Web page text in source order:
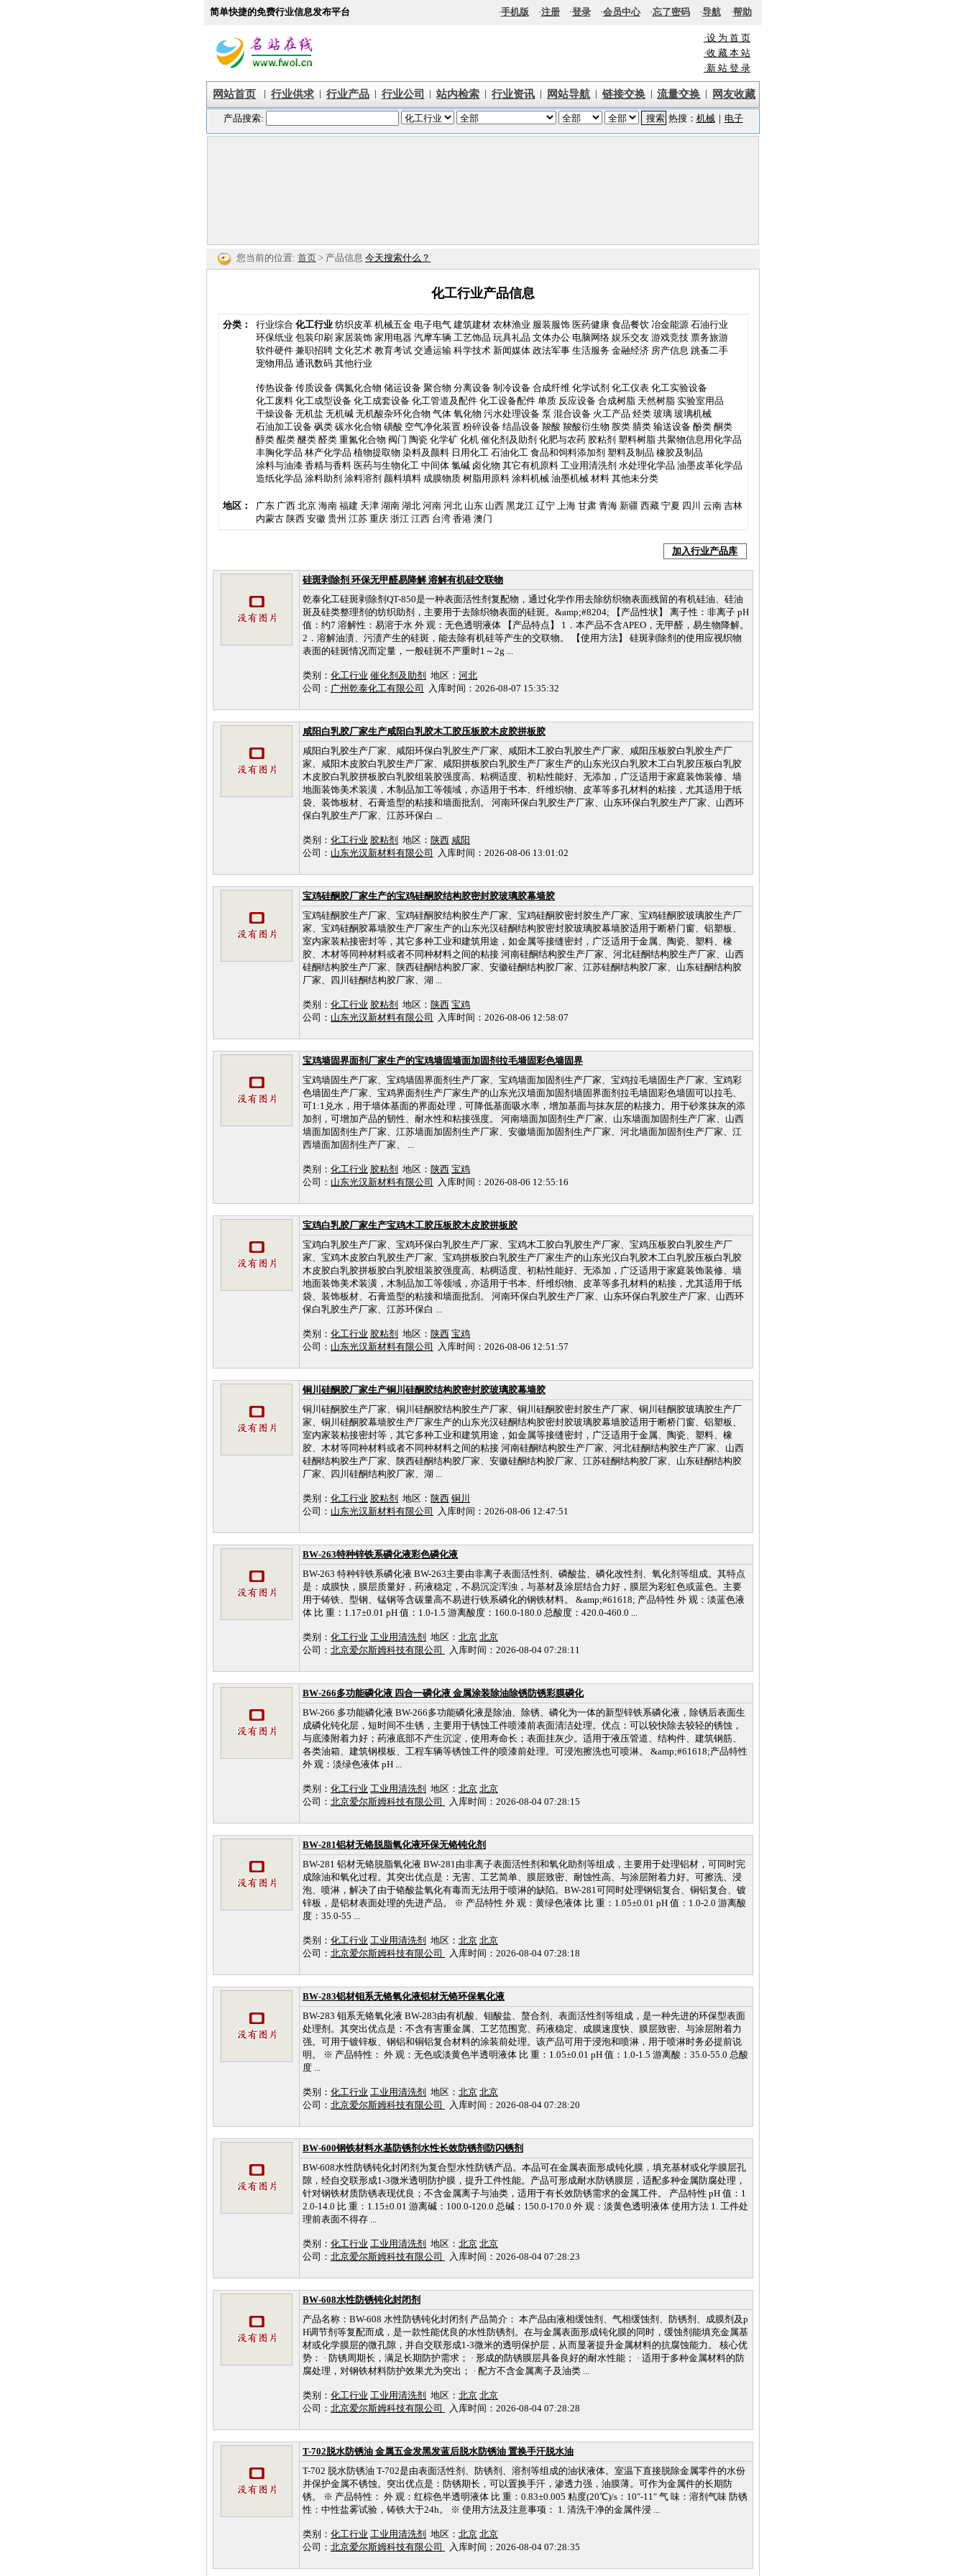
简单快捷的免费行业信息发布平台 ·手机版 ·注册·登录·会员中心·忘了密码·导航·帮助
·设 为 首 页
·收 藏 本 站
·新 站 登 录
网站首页 | 行业供求 | 行业产品 | 行业公司 | 站内检索 | 行业资讯 | 网站导航 | 链接交换 | 流量交换 | 网友收藏
您当前的位置: 首页 > 产品信息 今天搜索什么？
化工行业产品信息
分类： 行业综合 化工行业 纺织皮革 机械五金 电子电气 建筑建材 农林渔业 服装服饰 医药健康 食品餐饮 冶金能源 石油行业
环保纸业 包装印刷 家居装饰 家用电器 汽摩车辆 工艺饰品 玩具礼品 文体办公 电脑网络 娱乐交友 游戏竞技 票务旅游
软件硬件 兼职招聘 文化艺术 教育考试 交通运输 科学技术 新闻媒体 政法军事 生活服务 金融经济 房产信息 跳蚤二手
宠物用品 通讯数码 其他行业
传热设备 传质设备 偶氮化合物 储运设备 聚合物 分离设备 制冷设备 合成纤维 化学试剂 化工仪表 化工实验设备
化工废料 化工成型设备 化工成套设备 化工管道及配件 化工设备配件 单质 反应设备 合成树脂 天然树脂 实验室用品
干燥设备 无机盐 无机碱 无机酸杂环化合物 气体 氧化物 污水处理设备 泵 混合设备 火工产品 烃类 玻璃 玻璃机械
石油加工设备 砜类 碳水化合物 磺酸 空气净化装置 粉碎设备 结晶设备 羧酸 羧酸衍生物 胺类 腈类 输送设备 酚类 酮类
醇类 醌类 醚类 醛类 重氮化合物 阀门 陶瓷 化学矿 化机 催化剂及助剂 化肥与农药 胶粘剂 塑料树脂 共聚物信息用化学品
丰胸化学品 林产化学品 植物提取物 染料及颜料 日用化工 石油化工 食品和饲料添加剂 塑料及制品 橡胶及制品
涂料与油漆 香精与香料 医药与生物化工 中间体 氯碱 卤化物 其它有机原料 工业用清洗剂 水处理化学品 油墨皮革化学品
造纸化学品 涂料助剂 涂料溶剂 颜料填料 成膜物质 树脂用原料 涂料机械 油墨机械 材料 其他未分类
地区： 广东 广西 北京 海南 福建 天津 湖南 湖北 河南 河北 山东 山西 黑龙江 辽宁 上海 甘肃 青海 新疆 西藏 宁夏 四川 云南 吉林
内蒙古 陕西 安徽 贵州 江苏 重庆 浙江 江西 台湾 香港 澳门
加入行业产品库
硅斑剥除剂 环保无甲醛易降解 溶解有机硅交联物
乾泰化工硅斑剥除剂QT-850是一种表面活性剂复配物，通过化学作用去除纺织物表面残留的有机硅油、硅油
斑及硅类整理剂的纺织助剂，主要用于去除织物表面的硅斑。&amp;#8204; 【产品性状】 离子性：非离子 pH
值：约7 溶解性：易溶于水 外 观：无色透明液体 【产品特点】 1．本产品不含APEO，无甲醛，易生物降解。
2．溶解油渍、污渍产生的硅斑，能去除有机硅等产生的交联物。 【使用方法】 硅斑剥除剂的使用应视织物
表面的硅斑情况而定量，一般硅斑不严重时1～2g ...
类别： 化工行业 催化剂及助剂 地区： 河北
公司： 广州乾泰化工有限公司 入库时间：2026-08-07 15:35:32
咸阳白乳胶厂家生产咸阳白乳胶木工胶压板胶木皮胶拼板胶
咸阳白乳胶生产厂家、咸阳环保白乳胶生产厂家、咸阳木工胶白乳胶生产厂家、咸阳压板胶白乳胶生产厂
家、咸阳木皮胶白乳胶生产厂家、咸阳拼板胶白乳胶生产厂家生产的山东光汉白乳胶木工白乳胶压板白乳胶
木皮胶白乳胶拼板胶白乳胶组装胶强度高、粘稠适度、初粘性能好、无添加，广泛适用于家庭装饰装修、墙
地面装饰美术装潢，木制品加工等领域，亦适用于书本、纤维织物、皮革等多孔材料的粘接，尤其适用于纸
袋、装饰板材、石膏造型的粘接和墙面批刮。 河南环保白乳胶生产厂家、山东环保白乳胶生产厂家、山西环
保白乳胶生产厂家、江苏环保白 ...
类别： 化工行业 胶粘剂 地区： 陕西 咸阳
公司： 山东光汉新材料有限公司 入库时间：2026-08-06 13:01:02
宝鸡硅酮胶厂家生产的宝鸡硅酮胶结构胶密封胶玻璃胶幕墙胶
宝鸡硅酮胶生产厂家、宝鸡硅酮胶结构胶生产厂家、宝鸡硅酮胶密封胶生产厂家、宝鸡硅酮胶玻璃胶生产厂
家、宝鸡硅酮胶幕墙胶生产厂家生产的山东光汉硅酮结构胶密封胶玻璃胶幕墙胶适用于断桥门窗、铝塑板、
室内家装粘接密封等，其它多种工业和建筑用途，如金属等接缝密封，广泛适用于金属、陶瓷、塑料、橡
胶、木材等同种材料或者不同种材料之间的粘接 河南硅酮结构胶生产厂家、河北硅酮结构胶生产厂家、山西
硅酮结构胶生产厂家、陕西硅酮结构胶厂家、安徽硅酮结构胶厂家、江苏硅酮结构胶厂家、山东硅酮结构胶
厂家、四川硅酮结构胶厂家、湖 ...
类别： 化工行业 胶粘剂 地区： 陕西 宝鸡
公司： 山东光汉新材料有限公司 入库时间：2026-08-06 12:58:07
宝鸡墙固界面剂厂家生产的宝鸡墙固墙面加固剂拉毛墙固彩色墙固界
宝鸡墙固生产厂家、宝鸡墙固界面剂生产厂家、宝鸡墙面加固剂生产厂家、宝鸡拉毛墙固生产厂家、宝鸡彩
色墙固生产厂家、宝鸡界面剂生产厂家生产的山东光汉墙面加固剂墙固界面剂拉毛墙固彩色墙固可以拉毛、
可1:1兑水，用于墙体基面的界面处理，可降低基面吸水率，增加基面与抹灰层的粘接力。用于砂浆抹灰的添
加剂，可增加产品的韧性、耐水性和粘接强度。 河南墙面加固剂生产厂家、山东墙面加固剂生产厂家、山西
墙面加固剂生产厂家、江苏墙面加固剂生产厂家、安徽墙面加固剂生产厂家、河北墙面加固剂生产厂家、江
西墙面加固剂生产厂家、 ...
类别： 化工行业 胶粘剂 地区： 陕西 宝鸡
公司： 山东光汉新材料有限公司 入库时间：2026-08-06 12:55:16
宝鸡白乳胶厂家生产宝鸡木工胶压板胶木皮胶拼板胶
宝鸡白乳胶生产厂家、宝鸡环保白乳胶生产厂家、宝鸡木工胶白乳胶生产厂家、宝鸡压板胶白乳胶生产厂
家、宝鸡木皮胶白乳胶生产厂家、宝鸡拼板胶白乳胶生产厂家生产的山东光汉白乳胶木工白乳胶压板白乳胶
木皮胶白乳胶拼板胶白乳胶组装胶强度高、粘稠适度、初粘性能好、无添加，广泛适用于家庭装饰装修、墙
地面装饰美术装潢，木制品加工等领域，亦适用于书本、纤维织物、皮革等多孔材料的粘接，尤其适用于纸
袋、装饰板材、石膏造型的粘接和墙面批刮。 河南环保白乳胶生产厂家、山东环保白乳胶生产厂家、山西环
保白乳胶生产厂家、江苏环保白 ...
类别： 化工行业 胶粘剂 地区： 陕西 宝鸡
公司： 山东光汉新材料有限公司 入库时间：2026-08-06 12:51:57
铜川硅酮胶厂家生产铜川硅酮胶结构胶密封胶玻璃胶幕墙胶
铜川硅酮胶生产厂家、铜川硅酮胶结构胶生产厂家、铜川硅酮胶密封胶生产厂家、铜川硅酮胶玻璃胶生产厂
家、铜川硅酮胶幕墙胶生产厂家生产的山东光汉硅酮结构胶密封胶玻璃胶幕墙胶适用于断桥门窗、铝塑板、
室内家装粘接密封等，其它多种工业和建筑用途，如金属等接缝密封，广泛适用于金属、陶瓷、塑料、橡
胶、木材等同种材料或者不同种材料之间的粘接 河南硅酮结构胶生产厂家、河北硅酮结构胶生产厂家、山西
硅酮结构胶生产厂家、陕西硅酮结构胶厂家、安徽硅酮结构胶厂家、江苏硅酮结构胶厂家、山东硅酮结构胶
厂家、四川硅酮结构胶厂家、湖 ...
类别： 化工行业 胶粘剂 地区： 陕西 铜川
公司： 山东光汉新材料有限公司 入库时间：2026-08-06 12:47:51
BW-263特种锌铁系磷化液彩色磷化液
BW-263 特种锌铁系磷化液 BW-263主要由非离子表面活性剂、磷酸盐、磷化改性剂、氧化剂等组成。其特点
是：成膜快，膜层质量好，药液稳定，不易沉淀浑浊，与基材及涂层结合力好，膜层为彩虹色或蓝色。主要
用于铸铁、型钢、锰钢等含碳量高不易进行铁系磷化的钢铁材料。 &amp;#61618; 产品特性 外 观：淡蓝色液
体 比 重：1.17±0.01 pH 值：1.0-1.5 游离酸度：160.0-180.0 总酸度：420.0-460.0 ...
类别： 化工行业 工业用清洗剂 地区： 北京 北京
公司： 北京爱尔斯姆科技有限公司 入库时间：2026-08-04 07:28:11
BW-266多功能磷化液 四合一磷化液 金属涂装除油除锈防锈彩膜磷化
BW-266 多功能磷化液 BW-266多功能磷化液是除油、除锈、磷化为一体的新型锌铁系磷化液，除锈后表面生
成磷化钝化层，短时间不生锈，主要用于锈蚀工件喷漆前表面清洁处理。优点：可以较快除去较轻的锈蚀，
与底漆附着力好；药液底部不产生沉淀，使用寿命长；表面挂灰少。适用于液压管道、结构件、建筑钢筋、
各类油箱、建筑钢模板、工程车辆等锈蚀工件的喷漆前处理。可浸泡擦洗也可喷淋。 &amp;#61618;产品特性
外 观：淡绿色液体 pH ...
类别： 化工行业 工业用清洗剂 地区： 北京 北京
公司： 北京爱尔斯姆科技有限公司 入库时间：2026-08-04 07:28:15
BW-281铝材无铬脱脂氧化液环保无铬钝化剂
BW-281 铝材无铬脱脂氧化液 BW-281由非离子表面活性剂和氧化助剂等组成，主要用于处理铝材，可同时完
成除油和氧化过程。其突出优点是：无害、工艺简单、膜层致密、耐蚀性高、与涂层附着力好。可擦洗、浸
泡、喷淋，解决了由于铬酸盐氧化有毒而无法用于喷淋的缺陷。BW-281可同时处理钢铝复合、铜铝复合、镀
锌板，是铝材表面处理的先进产品。 ※ 产品特性 外 观：黄绿色液体 比 重：1.05±0.01 pH 值：1.0-2.0 游离酸
度：35.0-55 ...
类别： 化工行业 工业用清洗剂 地区： 北京 北京
公司： 北京爱尔斯姆科技有限公司 入库时间：2026-08-04 07:28:18
BW-283铝材钼系无铬氧化液铝材无铬环保氧化液
BW-283 钼系无铬氧化液 BW-283由有机酸、钼酸盐、螯合剂、表面活性剂等组成，是一种先进的环保型表面
处理剂。其突出优点是：不含有害重金属、工艺范围宽、药液稳定、成膜速度快、膜层致密、与涂层附着力
强。可用于镀锌板、钢铝和铜铝复合材料的涂装前处理。该产品可用于浸泡和喷淋，用于喷淋时务必提前说
明。 ※ 产品特性： 外 观：无色或淡黄色半透明液体 比 重：1.05±0.01 pH 值：1.0-1.5 游离酸：35.0-55.0 总酸
度 ...
类别： 化工行业 工业用清洗剂 地区： 北京 北京
公司： 北京爱尔斯姆科技有限公司 入库时间：2026-08-04 07:28:20
BW-600钢铁材料水基防锈剂水性长效防锈剂防闪锈剂
BW-608水性防锈钝化封闭剂为复合型水性防锈产品。本品可在金属表面形成钝化膜，填充基材或化学膜层孔
隙，经自交联形成1-3微米透明防护膜，提升工件性能。产品可形成耐水防锈膜层，适配多种金属防腐处理，
针对钢铁材质防锈表现优良；不含金属离子与油类，适用于有长效防锈需求的金属工件。 产品特性 pH 值：1
2.0-14.0 比 重：1.15±0.01 游离碱：100.0-120.0 总碱：150.0-170.0 外 观：淡黄色透明液体 使用方法 1. 工件处
理前表面不得存 ...
类别： 化工行业 工业用清洗剂 地区： 北京 北京
公司： 北京爱尔斯姆科技有限公司 入库时间：2026-08-04 07:28:23
BW-608水性防锈钝化封闭剂
产品名称：BW-608 水性防锈钝化封闭剂 产品简介： 本产品由液相缓蚀剂、气相缓蚀剂、防锈剂、成膜剂及p
H调节剂等复配而成，是一款性能优良的水性防锈剂。在与金属表面形成钝化膜的同时，缓蚀剂能填充金属基
材或化学膜层的微孔隙，并自交联形成1-3微米的透明保护层，从而显著提升金属材料的抗腐蚀能力。 核心优
势： · 防锈周期长，满足长期防护需求； · 形成的防锈膜层具备良好的耐水性能； · 适用于多种金属材料的防
腐处理，对钢铁材料防护效果尤为突出； · 配方不含金属离子及油类 ...
类别： 化工行业 工业用清洗剂 地区： 北京 北京
公司： 北京爱尔斯姆科技有限公司 入库时间：2026-08-04 07:28:28
T-702脱水防锈油 金属五金发黑发蓝后脱水防锈油 置换手汗脱水油
T-702 脱水防锈油 T-702是由表面活性剂、防锈剂、溶剂等组成的油状液体。室温下直接脱除金属零件的水份
并保护金属不锈蚀。突出优点是：防锈期长，可以置换手汗，渗透力强，油膜薄。可作为金属件的长期防
锈。 ※ 产品特性： 外 观：红棕色半透明液体 比 重：0.83±0.005 粘度(20℃)/s：10″-11″ 气 味：溶剂气味 防锈
性：中性盐雾试验，铸铁大于24h。 ※ 使用方法及注意事项： 1. 清洗干净的金属件浸 ...
类别： 化工行业 工业用清洗剂 地区： 北京 北京
公司： 北京爱尔斯姆科技有限公司 入库时间：2026-08-04 07:28:35